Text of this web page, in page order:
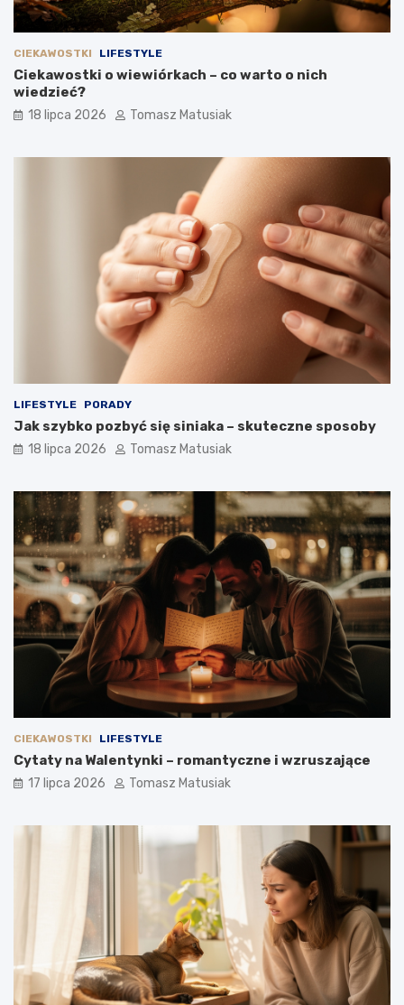
CIEKAWOSTKI LIFESTYLE
Ciekawostki o wiewiórkach – co warto o nich
wiedzieć?
18 lipca 2026 Tomasz Matusiak
LIFESTYLE PORADY
Jak szybko pozbyć się siniaka – skuteczne sposoby
18 lipca 2026 Tomasz Matusiak
CIEKAWOSTKI LIFESTYLE
Cytaty na Walentynki – romantyczne i wzruszające
17 lipca 2026 Tomasz Matusiak